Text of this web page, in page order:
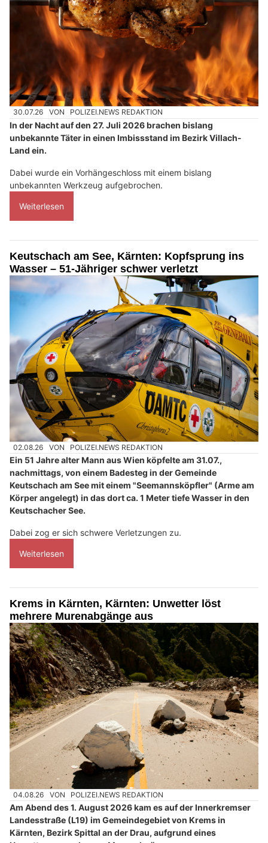
30.07.26 VON POLIZEI.NEWS REDAKTION
In der Nacht auf den 27. Juli 2026 brachen bislang
unbekannte Täter in einen Imbissstand im Bezirk Villach-
Land ein.
Dabei wurde ein Vorhängeschloss mit einem bislang
unbekannten Werkzeug aufgebrochen.
Weiterlesen
Keutschach am See, Kärnten: Kopfsprung ins
Wasser – 51-Jähriger schwer verletzt
02.08.26 VON POLIZEI.NEWS REDAKTION
Ein 51 Jahre alter Mann aus Wien köpfelte am 31.07.,
nachmittags, von einem Badesteg in der Gemeinde
Keutschach am See mit einem "Seemannsköpfler" (Arme am
Körper angelegt) in das dort ca. 1 Meter tiefe Wasser in den
Keutschacher See.
Dabei zog er sich schwere Verletzungen zu.
Weiterlesen
Krems in Kärnten, Kärnten: Unwetter löst
mehrere Murenabgänge aus
04.08.26 VON POLIZEI.NEWS REDAKTION
Am Abend des 1. August 2026 kam es auf der Innerkremser
Landesstraße (L19) im Gemeindegebiet von Krems in
Kärnten, Bezirk Spittal an der Drau, aufgrund eines